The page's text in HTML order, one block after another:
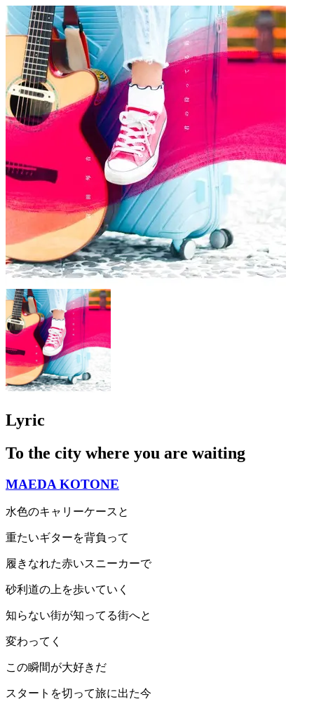
Lyric
To the city where you are waiting
MAEDA KOTONE
水色のキャリーケースと
重たいギターを背負って
履きなれた赤いスニーカーで
砂利道の上を歩いていく
知らない街が知ってる街へと
変わってく
この瞬間が大好きだ
スタートを切って旅に出た今